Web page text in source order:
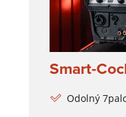
Smart-
Odolný